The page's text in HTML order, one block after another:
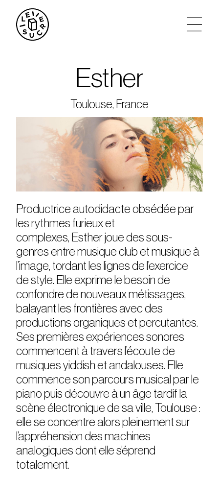
agenda
tickets
le sucre max
partenariats
privatisations
Esther
Toulouse, France
Productrice autodidacte obsédée par
les rythmes furieux et
complexes, Esther joue des sous-
genres entre musique club et musique à
l’image, tordant les lignes de l’exercice
de style. Elle exprime le besoin de
confondre de nouveaux métissages,
balayant les frontières avec des
productions organiques et percutantes.
Ses premières expériences sonores
commencent à travers l’écoute de
musiques yiddish et andalouses. Elle
commence son parcours musical par le
piano puis découvre à un âge tardif la
scène électronique de sa ville, Toulouse :
elle se concentre alors pleinement sur
l’appréhension des machines
analogiques dont elle s’éprend
totalement.